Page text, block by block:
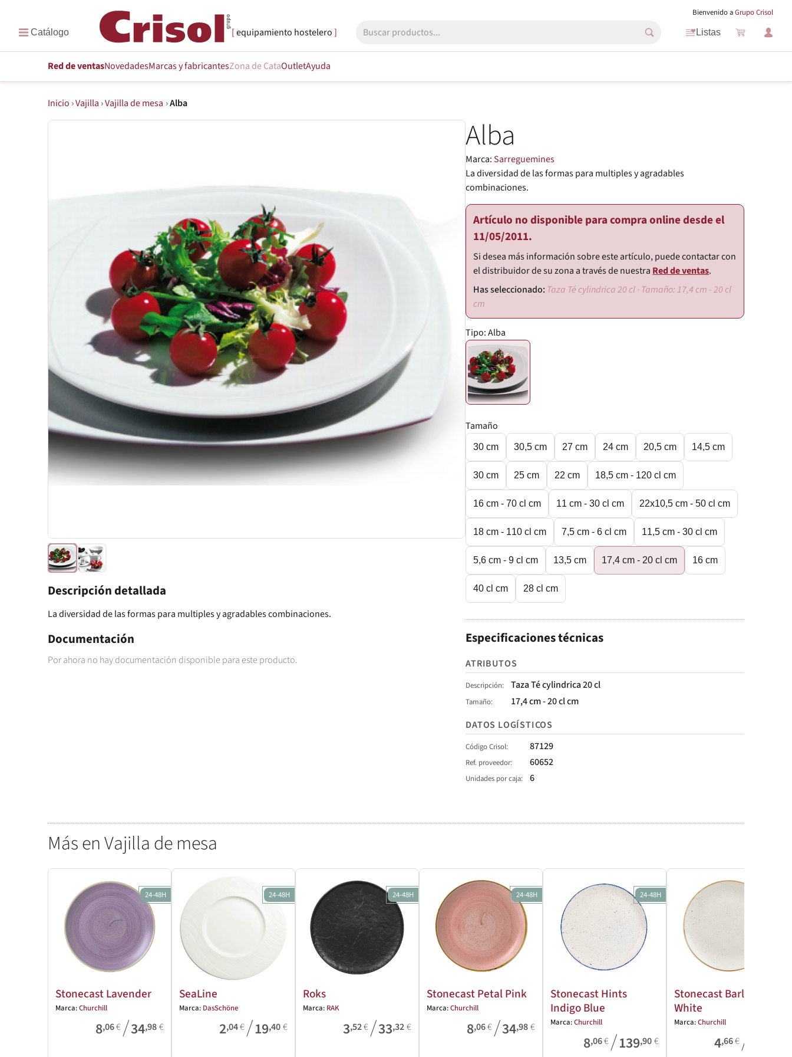
Bienvenido aGrupo Crisol
equipamiento hostelero Listas
Red de ventasNovedadesMarcasy fabricantesZona de CataOutletAyuda
Inicio ›Vajilla ›Vajilla de mesa ›Alba
Descripción detallada
La diversidad de las formas para multiples y agradables combinaciones.
Documentación
Por ahora no hay documentación disponible para este producto.
Alba
Marca:Sarreguemines
La diversidad de las formas para multiples y agradables
combinaciones.
Artículo no disponible para compra online desde el
11/05/2011.
Si desea más información sobre este artículo, puede contactar con
el distribuidor de su zona a través de nuestra Red de ventas.
Taza Té cylindrica 20 cl · Tamaño: 17,4 cm - 20 cl
cm
Tipo:Alba
Tamaño
30 cm 30,5 cm 27 cm 24 cm 20,5 cm 14,5 cm
30 cm 25 cm 22 cm 18,5 cm - 120 cl cm
16 cm - 70 cl cm 11 cm - 30 cl cm 22x10,5 cm - 50 cl cm
18 cm - 110 cl cm 7,5 cm - 6 cl cm 11,5 cm - 30 cl cm
5,6 cm - 9 cl cm 13,5 cm 17,4 cm - 20 cl cm 16 cm
40 cl cm 28 cl cm
Especificaciones técnicas
ATRIBUTOS
Descripción Taza Té cylindrica 20 cl
Tamaño
17,4 cm - 20 cl cm
DATOS LOGÍSTICOS
Código Crisol 87129
Ref. proveedor 60652
Unidades por caja 6
Más en Vajilla de mesa
24-48H
Stonecast Lavender
Marca:Churchill
8,06€/34,98€
24-48H
SeaLine
Marca: DasSchöne
2,04€/19,40€
24-48H
Roks
Marca: RAK
3,52€/33,32€
24-48H
Stonecast Petal Pink
Marca:Churchill
8,06€/34,98€
24-48H
Stonecast Hints
Indigo Blue
Marca:Churchill
8,06€/139,90€
Stonecast Barley
White
Marca:Churchill
4,66€/